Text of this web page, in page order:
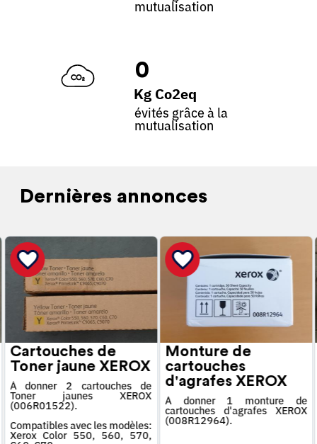
mutualisation
0
Kg Co2eq
évités grâce à la
mutualisation
Dernières annonces
Cartouches de
Toner jaune XEROX
À donner 2 cartouches de
Toner jaunes XEROX
(006R01522).
Compatibles avec les modèles:
Xerox Color 550, 560, 570,
Monture de
cartouches
d'agrafes XEROX
À donner 1 monture de
cartouches d'agrafes XEROX
(008R12964).